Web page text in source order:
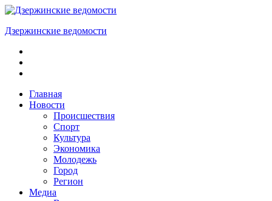
Skip
content
Дзержинские ведомости
ОБЩЕСТВЕННО-
ПОЛИТИЧЕСКАЯ
ГАЗЕТАГлавная
Новости
Происшествия
Спорт
Культура
Экономика
Молодежь
Город
Регион
Медиа